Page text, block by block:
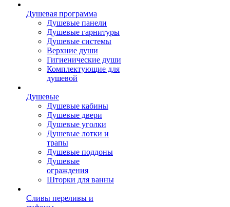
Душевая программа
Душевые панели
Душевые гарнитуры
Душевые системы
Верхние души
Гигиенические души
Комплектующие для
душевой
Душевые
Душевые кабины
Душевые двери
Душевые уголки
Душевые лотки и
трапы
Душевые поддоны
Душевые
ограждения
Шторки для ванны
Сливы переливы и